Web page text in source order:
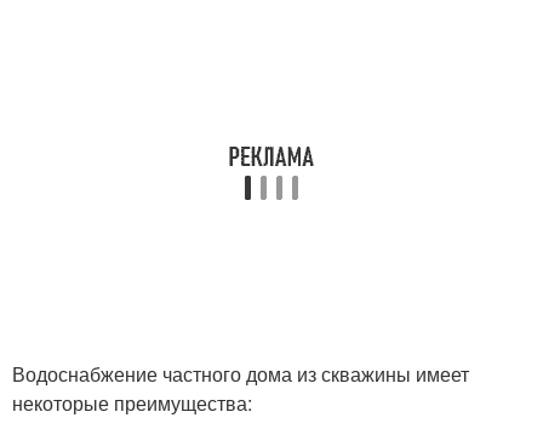
Водоснабжение частного дома из скважины имеет
некоторые преимущества: